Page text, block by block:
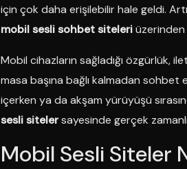
için çok daha erişilebilir hale geldi.
mobil sesli sohbet siteleriüzerinden
Mobil cihazların sağladığı özgürlük,
masa başına bağlı kalmadan
içerken ya da akşam yürüyüşü
sesli sitelersayesinde gerçek
Mobil Sesli Siteler